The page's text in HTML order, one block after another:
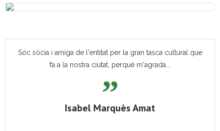
Sóc sòcia i amiga de l'entitat per la gran tasca cultural que
fa a la nostra ciutat, perquè m'agrada...
Isabel Marquès Amat